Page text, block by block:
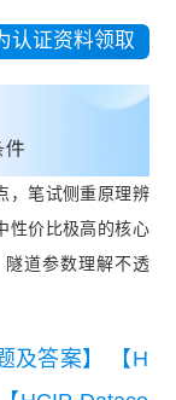
认证资料领取
，笔试侧重原理辨
性价比极高的核心
道参数理解不透
及答案】
【H